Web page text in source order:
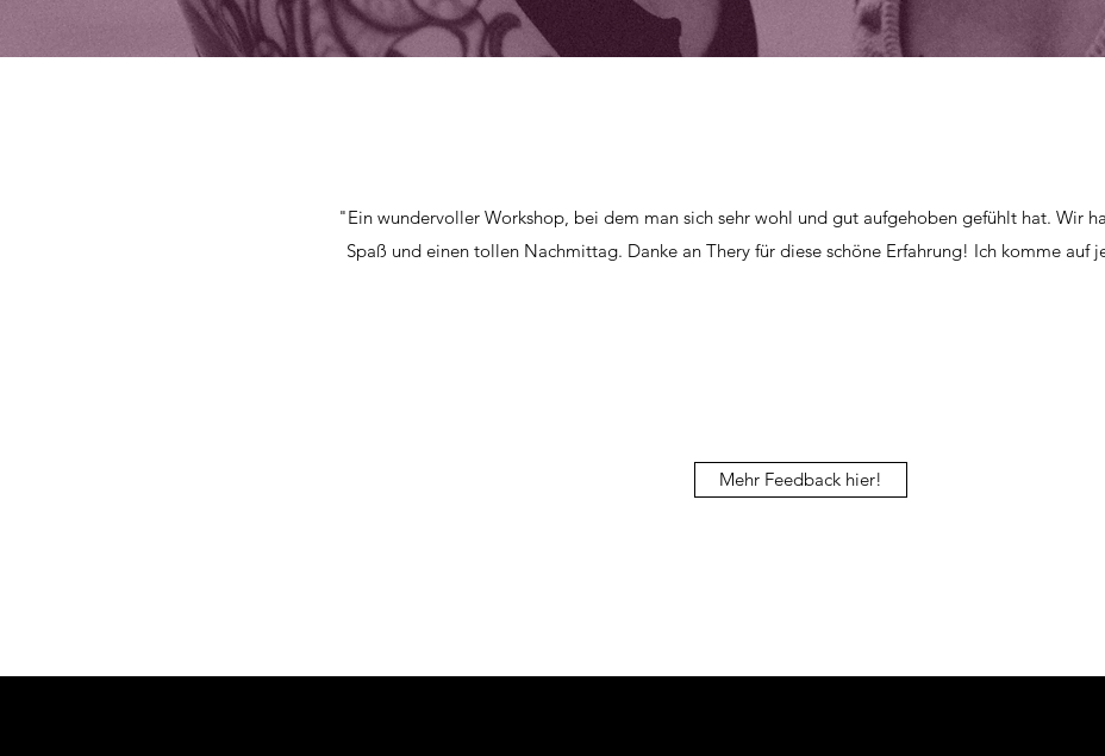
"Ein wundervoller Workshop, bei dem man sich sehr wohl und gut aufgehoben gefühlt hat. Wir
Spaß und einen tollen Nachmittag. Danke an Thery für diese schöne Erfahrung! Ich komme auf
Mehr Feedback hier!